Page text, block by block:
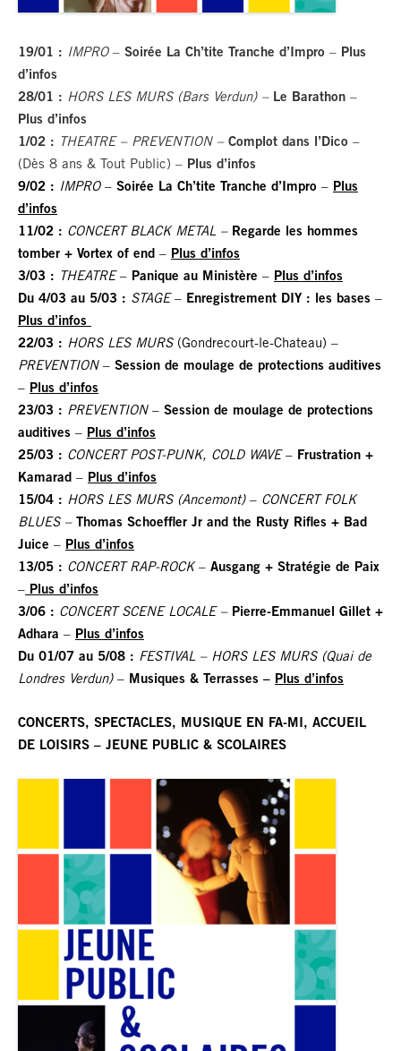
19/01 : IMPRO– Soirée La Ch’tite Tranche d’Impro – Plus
d’infos
28/01 : HORS LES MURS (Bars Verdun) – Le Barathon –
Plus d’infos
1/02 : THEATRE – PREVENTION – Complot dans l’Dico –
(Dès 8 ans & Tout Public) – Plus d’infos
9/02 : IMPRO– Soirée La Ch’tite Tranche d’Impro – Plus
d’infos
11/02 : CONCERT BLACK METAL – Regarde les hommes
tomber + Vortex of end – Plus d’infos
3/03 : THEATRE – Panique au Ministère – Plus d’infos
Du 4/03 au 5/03 : STAGE – Enregistrement DIY : les bases –
Plus d’infos
22/03 : HORS LES MURS(Gondrecourt-le-Chateau) –
PREVENTION– Session de moulage de protections auditives
– Plus d’infos
23/03 : PREVENTION– Session de moulage de protections
auditives – Plus d’infos
25/03 : CONCERT POST-PUNK, COLD WAVE – Frustration +
Kamarad – Plus d’infos
15/04 : HORS LES MURS (Ancemont)– CONCERT FOLK
BLUES – Thomas Schoeffler Jr and the Rusty Rifles + Bad
Juice – Plus d’infos
13/05 : CONCERT RAP-ROCK – Ausgang + Stratégie de Paix
– Plus d’infos
3/06 : CONCERT SCENE LOCALE – Pierre-Emmanuel Gillet +
Adhara – Plus d’infos
Du 01/07 au 5/08 : FESTIVAL – HORS LES MURS (Quai de
Londres Verdun)– Musiques & Terrasses – Plus d’infos
CONCERTS, SPECTACLES, MUSIQUE EN FA-MI, ACCUEIL
DE LOISIRS – JEUNE PUBLIC & SCOLAIRES